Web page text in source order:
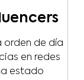
orden de día
en redes
estado